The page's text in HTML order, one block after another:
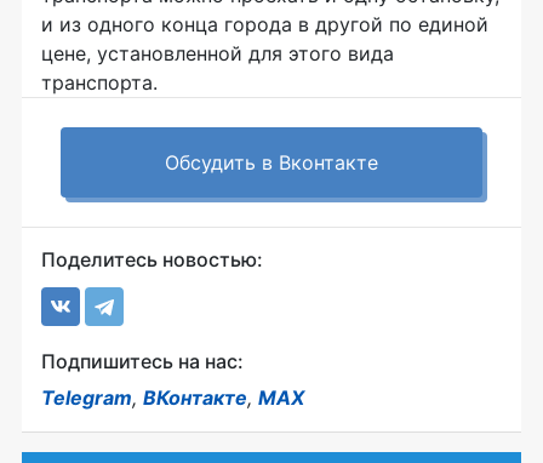
и из одного конца города в другой по единой
цене, установленной для этого вида
транспорта.
Обсудить в Вконтакте
Поделитесь новостью:
Подпишитесь на нас:
Telegram, ВКонтакте, MAX